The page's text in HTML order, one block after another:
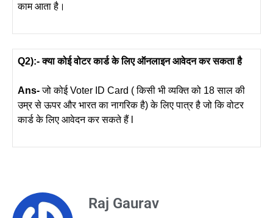
काम आता है।
Q2):- क्या कोई वोटर कार्ड के लिए ऑनलाइन आवेदन कर सकता है
Ans-जो कोई Voter ID Card ( किसी भी व्यक्ति को 18 साल की
उम्र से ऊपर और भारत का नागरिक है) के लिए पात्र है जो कि वोटर
कार्ड के लिए आवेदन कर सकते हैं l
Raj Gaurav